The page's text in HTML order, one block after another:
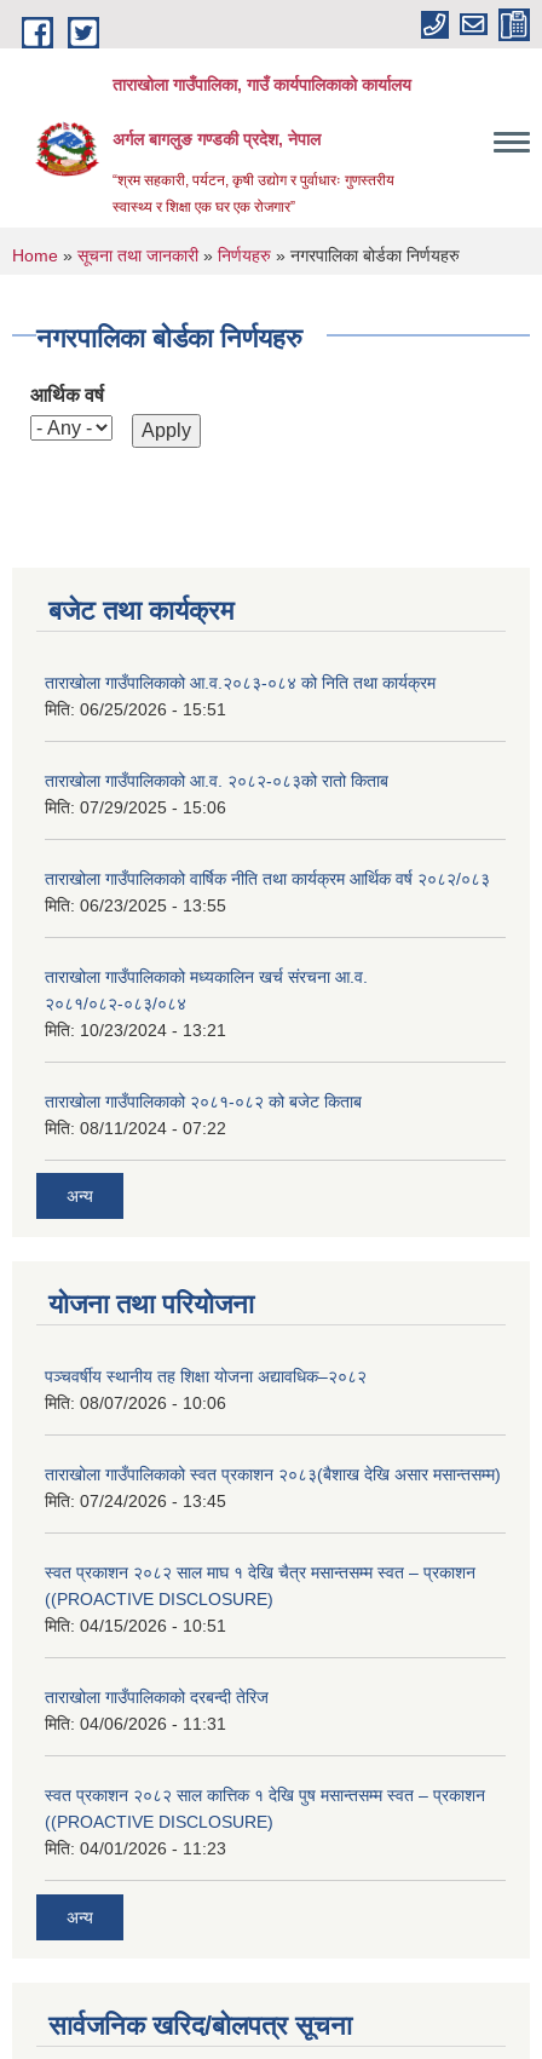
Skip to main content
ताराखोला गाउँपालिका, गाउँ कार्यपालिकाको कार्यालय
अर्गल बागलुङ गण्डकी प्रदेश, नेपाल
“श्रम सहकारी, पर्यटन, कृषी उद्योग र पुर्वाधारः गुणस्तरीय
स्वास्थ्य र शिक्षा एक घर एक रोजगार”
You are here
Home » सूचना तथा जानकारी» निर्णयहरु » नगरपालिका बोर्डका निर्णयहरु
नगरपालिका बोर्डका निर्णयहरु
आर्थिक वर्ष
बजेट तथा कार्यक्रम
ताराखोला गाउँपालिकाको आ.व.२०८३-०८४ को निति तथा कार्यक्रम
मिति: 06/25/2026 - 15:51
ताराखोला गाउँपालिकाको आ.व. २०८२-०८३को रातो किताब
मिति: 07/29/2025 - 15:06
ताराखोला गाउँपालिकाको वार्षिक नीति तथा कार्यक्रम आर्थिक वर्ष २०८२/०८३
मिति: 06/23/2025 - 13:55
ताराखोला गाउँपालिकाको मध्यकालिन खर्च संरचना आ.व.
२०८१/०८२-०८३/०८४
मिति: 10/23/2024 - 13:21
ताराखोला गाउँपालिकाको २०८१-०८२ को बजेट किताब
मिति: 08/11/2024 - 07:22
अन्य
योजना तथा परियोजना
पञ्चवर्षीय स्थानीय तह शिक्षा योजना अद्यावधिक–२०८२
मिति: 08/07/2026 - 10:06
ताराखोला गाउँपालिकाको स्वत प्रकाशन २०८३(बैशाख देखि असार मसान्तसम्म)
मिति: 07/24/2026 - 13:45
स्वत प्रकाशन २०८२ साल माघ १ देखि चैत्र मसान्तसम्म स्वत – प्रकाशन
((PROACTIVE DISCLOSURE)
मिति: 04/15/2026 - 10:51
ताराखोला गाउँपालिकाको दरबन्दी तेरिज
मिति: 04/06/2026 - 11:31
स्वत प्रकाशन २०८२ साल कात्तिक १ देखि पुष मसान्तसम्म स्वत – प्रकाशन
((PROACTIVE DISCLOSURE)
मिति: 04/01/2026 - 11:23
अन्य
सार्वजनिक खरिद/बोलपत्र सूचना